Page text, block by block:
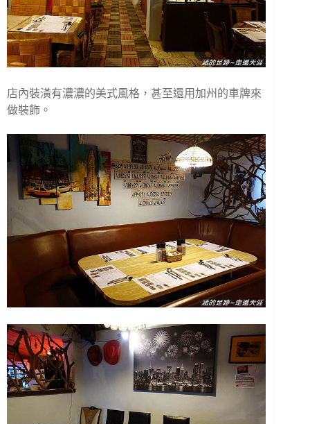
店內裝潢有濃濃的美式風格，甚至還用加州的車牌來
做裝飾。